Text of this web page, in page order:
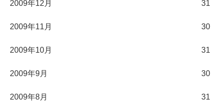
2009年12月 31
2009年11月 30
2009年10月 31
2009年9月 30
2009年8月 31